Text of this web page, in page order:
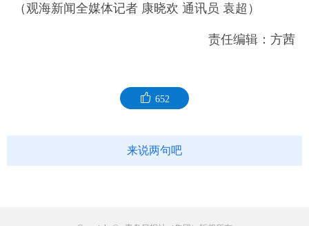
（观海新闻全媒体记者 康晓欢 通讯员 袁超）
责任编辑：方茜
652
来说两句吧